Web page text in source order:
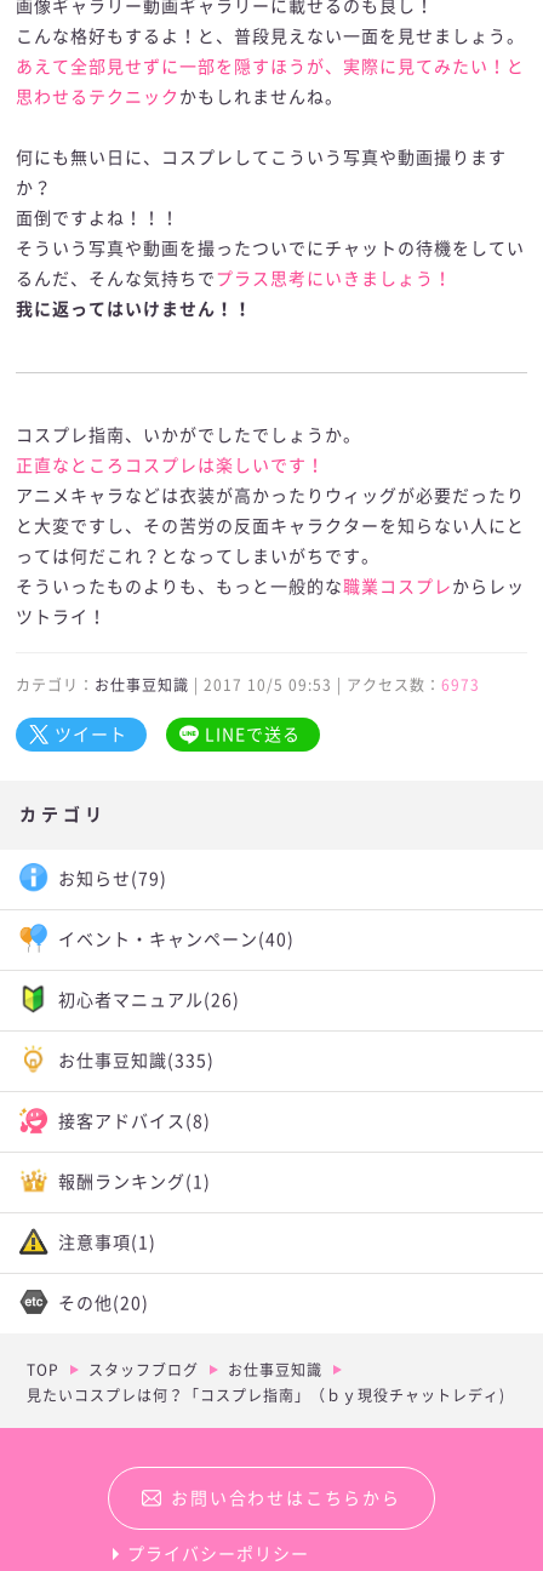
画像ギャラリー動画ギャラリーに載せるのも良し！
こんな格好もするよ！と、普段見えない一面を見せましょう。
あえて全部見せずに一部を隠すほうが、実際に見てみたい！と
思わせるテクニック かもしれませんね。
何にも無い日に、コスプレしてこういう写真や動画撮ります
か？
面倒ですよね！！！
そういう写真や動画を撮ったついでにチャットの待機をしてい
るんだ、そんな気持ちで プラス思考にいきましょう！
我に返ってはいけません！！
コスプレ指南、いかがでしたでしょうか。
正直なところコスプレは楽しいです！
アニメキャラなどは衣装が高かったりウィッグが必要だったり
と大変ですし、その苦労の反面キャラクターを知らない人にと
っては何だこれ？となってしまいがちです。
そういったものよりも、もっと一般的な職業コスプレ からレッ
ツトライ！
カテゴリ： お仕事豆知識 | 2017 10/5 09:53 | アクセス数：6973
ツイート LINEで送る
カテゴリ
お知らせ (79)
イベント・キャンペーン (40)
初心者マニュアル(26)
お仕事豆知識(335)
接客アドバイス (8)
報酬ランキング (1)
注意事項(1)
その他 (20)
TOP スタッフブログ
お仕事豆知識
見たいコスプレは何？「コスプレ指南」（ｂｙ現役チャットレディ)
お問い合わせはこちらから
プライバシーポリシー